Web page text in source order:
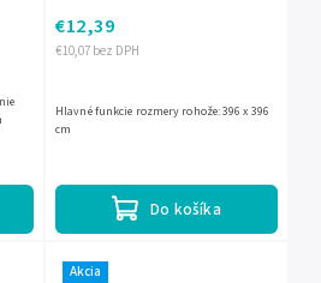
€10,07 bez DPH
€12,39
Do košíka
Hlavné funkcie rozmery rohože: 396 x 396
cm
Akcia